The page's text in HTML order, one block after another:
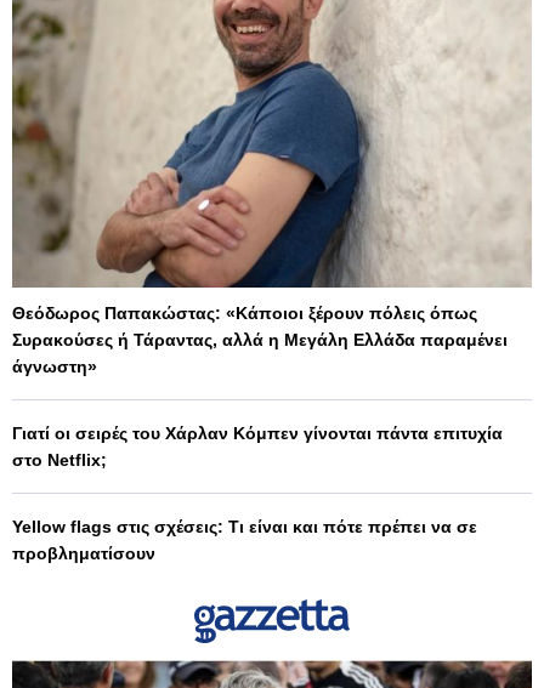
Θεόδωρος Παπακώστας: «Κάποιοι ξέρουν πόλεις όπως
Συρακούσες ή Τάραντας, αλλά η Μεγάλη Ελλάδα παραμένει
άγνωστη»
Γιατί οι σειρές του Χάρλαν Κόμπεν γίνονται πάντα επιτυχία
στο Netflix;
Yellow flags στις σχέσεις: Τι είναι και πότε πρέπει να σε
προβληματίσουν